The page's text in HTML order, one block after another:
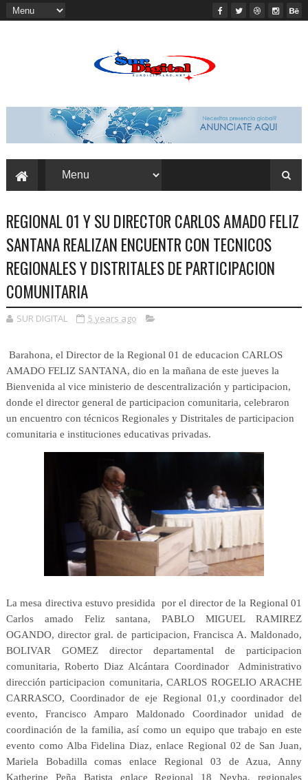
REGIONAL 01 Y SU DIRECTOR CARLOS AMADO FELIZ
SANTANA REALIZAN ENCUENTR CON TECNICOS
REGIONALES Y DISTRITALES DE PARTICIPACION
COMUNITARIA
SUR DIGITAL 5 years ago
Barahona, el Director de la Regional 01 de educacion CARLOS
AMADO FELIZ SANTANA, dio en la mañana de este jueves la
Bienvenida al vice ministerio de descentralización y participacion,
donde el director general de participacion comunitaria, celebraron
un encuentro con técnicos Regionales y Distritales de participacion
comunitaria e instituciones educativas privadas.
La mesa directiva estuvo presidida por el director de la Regional 01
Carlos amado Feliz santana, PABLO MIGUEL RAMIREZ
OGANDO, director gral. de participacion, Francisca A. Maldonado,
BOLIVAR GOMEZ director departamental de participacion
comunitaria, Roberto Diaz Alcántara Coordinador Administrativo
dirección participacion comunitaria, CARLOS ROGELIO ARACHE
CARRASCO, Coordinador de eje Regional 01,y coordinador del
evento, Francisco Amparo Maldonado Coordinador unidad de
coordinación de la familia, así como un equipo que trabajo en este
evento como Alba Fidelina Diaz, enlace Regional 02 de San Juan,
Mariela Bobadilla comas enlace Regional 03 de Azua, Anny
Katherine Peña Batista enlace Regional 18 Neyba, regionales